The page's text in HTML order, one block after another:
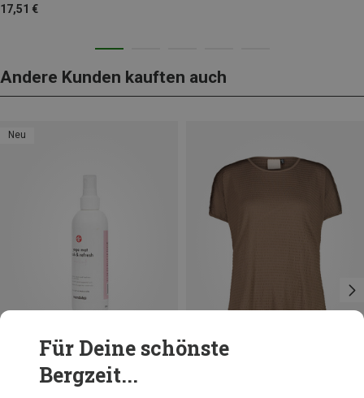
17,51 €
Andere Kunden kauften auch
Neu
237ML
Für Deine schönste
Bergzeit...